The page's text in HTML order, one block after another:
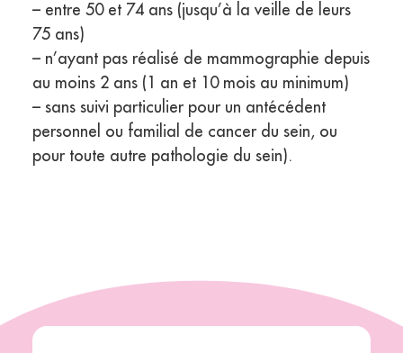
– entre 50 et 74 ans (jusqu’à la veille de leurs
75 ans)
– n’ayant pas réalisé de mammographie depuis
au moins 2 ans (1 an et 10 mois au minimum)
– sans suivi particulier pour un antécédent
personnel ou familial de cancer du sein, ou
pour toute autre pathologie du sein).